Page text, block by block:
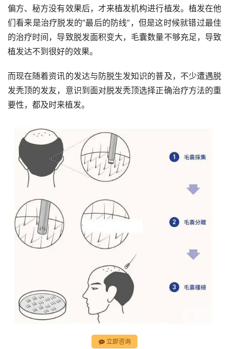
偏方、秘方没有效果后，才来植发机构进行植发。植发在他
们看来是治疗脱发的“最后的防线”，但是这时候就错过最佳
的治疗时间，导致脱发面积变大，毛囊数量不够充足，导致
植发达不到很好的效果。
而现在随着资讯的发达与防脱生发知识的普及，不少遭遇脱
发秃顶的发友，意识到面对脱发秃顶选择正确治疗方法的重
要性，都及时来植发。
立即咨询